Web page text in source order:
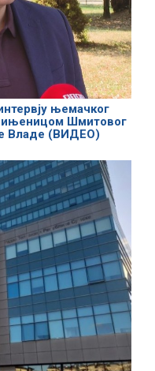
њемачког
Шмитовог
Владе (ВИДЕО)